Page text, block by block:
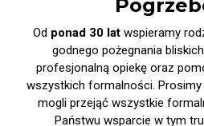
Od ponad 30 latwspieramy
godnego pożegnania
profesjonalną opiekę oraz
wszystkich formalności.
mogli przejąć wszystkie
Państwu wsparcie w tym